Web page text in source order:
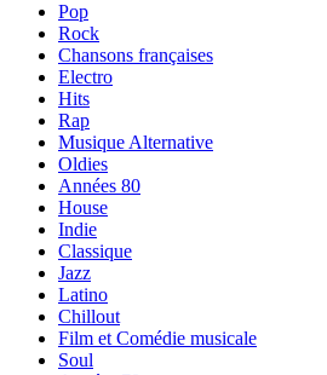
Pop
Rock
Chansons françaises
Electro
Hits
Rap
Musique Alternative
Oldies
Années 80
House
Indie
Classique
Jazz
Latino
Chillout
Film et Comédie musicale
Soul